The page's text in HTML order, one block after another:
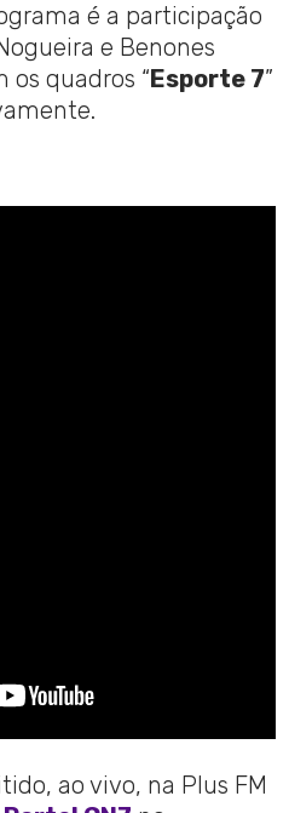
é a participação
e Benones
os quadros “ Esporte 7”
ao vivo, na Plus FM